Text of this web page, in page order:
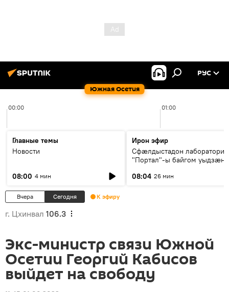
Южная Осетия
РУС
00:00 01:00
Главные темы
Новости
08:00 4 мин
Ирон эфир
Сфæлдыстадон лаборатори
"Портал"-ы байгом уыдзæн
Æхсары куыстыты равдыст
08:04 26 мин
Вчера Сегодня К эфиру
г. Цхинвал 106.3
Экс-министр связи Южной
Осетии Георгий Кабисов
выйдет на свободу